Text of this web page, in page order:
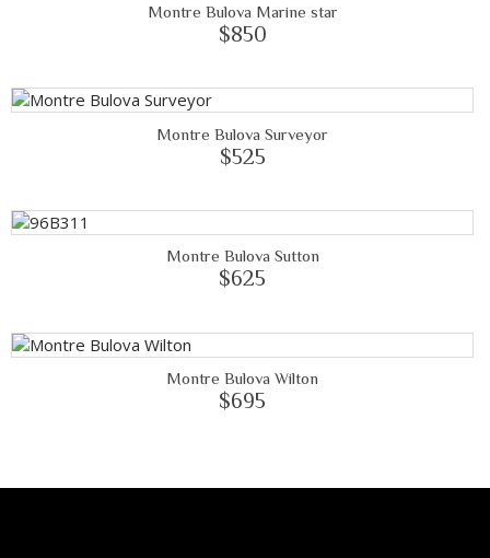
Montre Bulova Marine star
$850
Montre Bulova Surveyor
$525
Montre Bulova Sutton
$625
Montre Bulova Wilton
$695